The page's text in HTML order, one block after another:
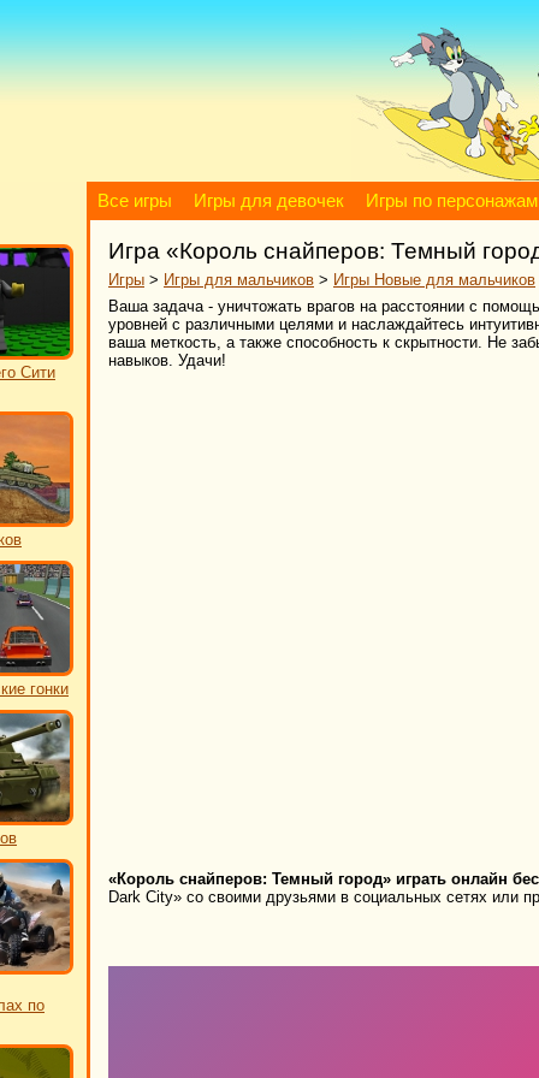
Все игры Игры для девочек Игры по персонажам
Сити
гонки
по
Игра «Король снайперов: Темный
Игры > Игры для мальчиков > Игры Новые для мальчиков
Ваша задача - уничтожать врагов на расстоянии с
уровней с различными целями и наслаждайтесь
ваша меткость, а также способность к скрытности. Не
навыков. Удачи!
«Король снайперов: Темный город» играть онлайн
Dark City» со своими друзьями в социальных сетях или